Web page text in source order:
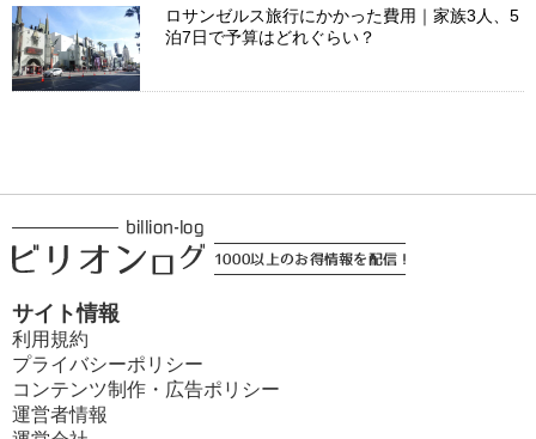
ロサンゼルス旅行にかかった費用｜家族3人、5
泊7日で予算はどれぐらい？
サイト情報
利用規約
プライバシーポリシー
コンテンツ制作・広告ポリシー
運営者情報